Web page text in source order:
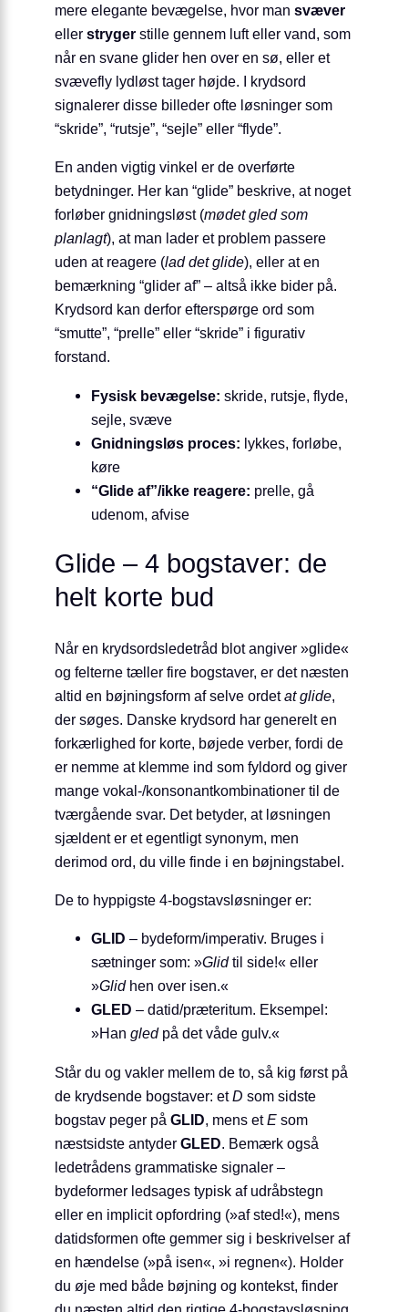
mere elegante bevægelse, hvor man svæver
eller stryger stille gennem luft eller vand, som
når en svane glider hen over en sø, eller et
svævefly lydløst tager højde. I krydsord
signalerer disse billeder ofte løsninger som
“skride”, “rutsje”, “sejle” eller “flyde”.
En anden vigtig vinkel er de overførte
betydninger. Her kan “glide” beskrive, at noget
forløber gnidningsløst (mødet gled som
planlagt), at man lader et problem passere
uden at reagere (lad det glide), eller at en
bemærkning “glider af” – altså ikke bider på.
Krydsord kan derfor efterspørge ord som
“smutte”, “prelle” eller “skride” i figurativ
forstand.
Fysisk bevægelse: skride, rutsje, flyde,
sejle, svæve
Gnidningsløs proces: lykkes, forløbe,
køre
“Glide af”/ikke reagere: prelle, gå
udenom, afvise
Glide – 4 bogstaver: de
helt korte bud
Når en krydsords­ledetråd blot angiver »glide«
og felterne tæller fire bogstaver, er det næsten
altid en bøjnings­form af selve ordetat glide,
der søges. Danske krydsord har generelt en
forkærlighed for korte, bøjede verber, fordi de
er nemme at klemme ind som fyldord og giver
mange vokal-/konsonant­kombinationer til de
tværgående svar. Det betyder, at løsningen
sjældent er et egentligt synonym, men
derimod ord, du ville finde i en bøjningstabel.
De to hyppigste 4-bogstavs­løsninger er:
GLID – bydeform/imperativ. Bruges i
sætninger som: »Glidtil side!« eller
»Glidhen over isen.«
GLED – datid/præteritum. Eksempel:
»Han gledpå det våde gulv.«
Står du og vakler mellem de to, så kig først på
de krydsende bogstaver: etD som sidste
bogstav peger på GLID, mens etE som
næstsidste antyder GLED. Bemærk også
ledetrådens grammatiske signaler –
bydeformer ledsages typisk af udråbstegn
eller en implicit opfordring (»af sted!«), mens
datidsformen ofte gemmer sig i beskrivelser af
en hændelse (»på isen«, »i regnen«). Holder
du øje med både bøjning og kontekst, finder